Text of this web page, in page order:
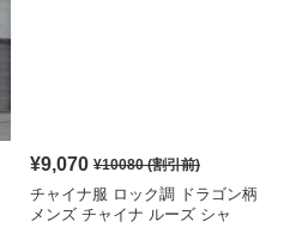
¥9,070 ¥10080(割引前)
チャイナ服 ロック調 ドラゴン柄
メンズ チャイナ ルーズ シャ